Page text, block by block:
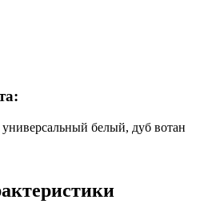
белый, дуб вотан